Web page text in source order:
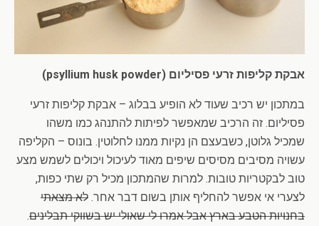
אבקת קליפות זרעי פסיליום (psyllium husk powder)
במתכון יש רכיב שעוד לא הופיע בבלוג – אבקת קליפות זרעי
פסיליום. זה הרכיב שמאפשר לפיתות להתנהג כמו משהו
שמכיל גלוטן, כשבעצם הן נקיות ממנו לחלוטין. בונוס – הקליפה
עשויה מסיבים מסיסים שיפים מאוד לעיכול ויכולים לשמש מצע
טוב לבקטריות טובות. למרות שהמתכון מכיל רק שתי כפות,
לצערי אי אפשר להחליף אותן בשום דבר אחר. לא מצאתי
בחנויות הטבע בארץ אבל אמרו לי שאולי יש בשווקי תבלינים.